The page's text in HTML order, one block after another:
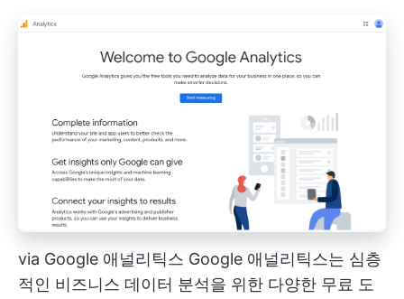
via Google 애널리틱스 Google 애널리틱스는 심층
적인 비즈니스 데이터 분석을 위한 다양한 무료 도